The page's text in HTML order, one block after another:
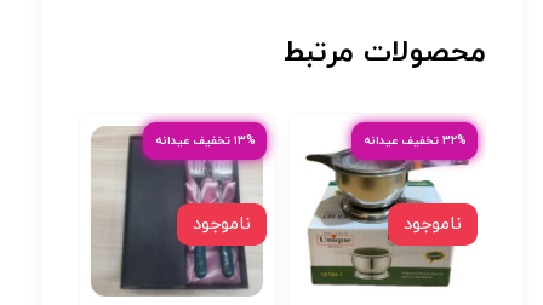
محصولات مرتبط
۳۲% تخفیف عیدانه
ناموجود
۱۳% تخفیف عیدانه
ناموجود